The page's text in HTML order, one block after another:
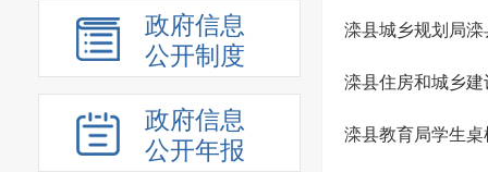
政府信息
公开制度
政府信息
公开年报
滦县城乡规划局
滦县住房和城乡建
滦县教育局学生桌